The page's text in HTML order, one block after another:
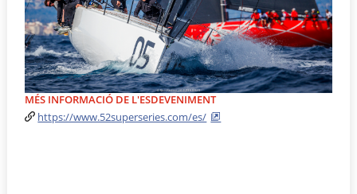
MÉS INFORMACIÓ DE L'ESDEVENIMENT
https://www.52superseries.com/es/